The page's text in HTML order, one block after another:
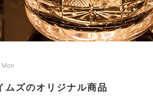
ムズのオリジナル商品